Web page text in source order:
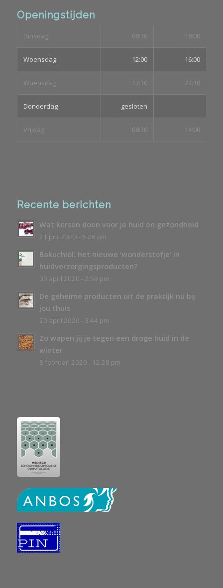
Openingstijden
Dinsdag 08:30 18:00
Woensdag 12:00 16:00
Woensdag 17:30 22:30
Donderdag gesloten
Vrijdag 08:30 14:00
Recente berichten
Wat kersen doen voor je huid en gezondheid
21 juni 2020 - 5:26 pm
Bakuchiol: het nieuwe ‘wonderstofje’ in
huidverzorgingsproducten?
30 april 2020 - 2:59 pm
De geheime producten uit de praktijk nu bij
jou thuis
20 april 2020 - 3:44 pm
Zo wapen jij je tegen een droge huid in de
winter
8 februari 2020 - 12:28 pm